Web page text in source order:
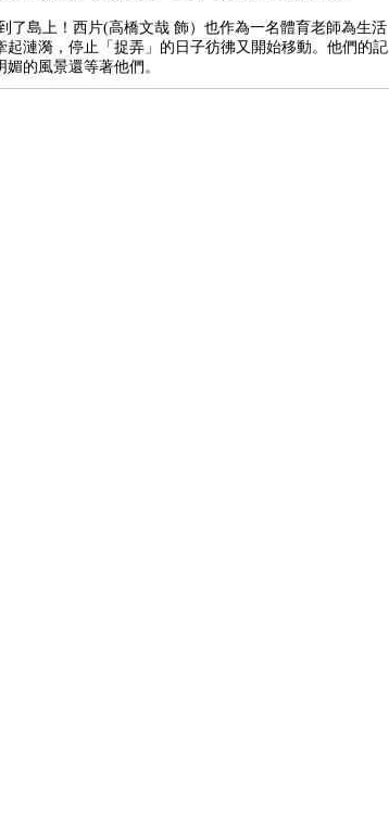
了島上！西片(高橋文哉 飾）也作為一名體育老師為生活
漣漪，停止「捉弄」的日子彷彿又開始移動。他們的記
的風景還等著他們。